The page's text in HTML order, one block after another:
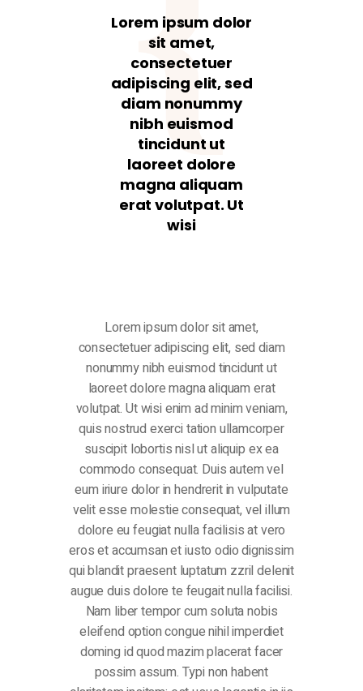
Lorem ipsum dolor
sit amet,
consectetuer
adipiscing elit, sed
diam nonummy
nibh euismod
tincidunt ut
laoreet dolore
magna aliquam
erat volutpat. Ut
wisi
Lorem ipsum dolor sit amet,
consectetuer adipiscing elit, sed diam
nonummy nibh euismod tincidunt ut
laoreet dolore magna aliquam erat
volutpat. Ut wisi enim ad minim veniam,
quis nostrud exerci tation ullamcorper
suscipit lobortis nisl ut aliquip ex ea
commodo consequat. Duis autem vel
eum iriure dolor in hendrerit in vulputate
velit esse molestie consequat, vel illum
dolore eu feugiat nulla facilisis at vero
eros et accumsan et iusto odio dignissim
qui blandit praesent luptatum zzril delenit
augue duis dolore te feugait nulla facilisi.
Nam liber tempor cum soluta nobis
eleifend option congue nihil imperdiet
doming id quod mazim placerat facer
possim assum. Typi non habent